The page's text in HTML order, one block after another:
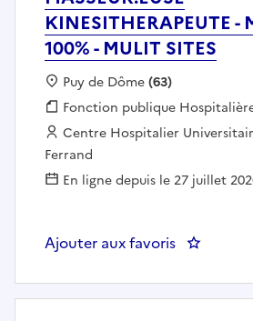
KINESITHERAPEUTE -
100% - MULIT SITES
Localisation :
Puy de Dôme(63)
Fonction publique :
Fonction publique
Employeur :
Centre Hospitalier
Ferrand
En ligne depuis le 27 juillet
Ajouter aux favoris :